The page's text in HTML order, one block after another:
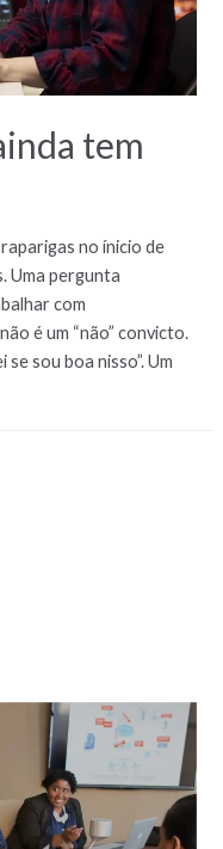
tem
no ínicio de
Uma pergunta
com
é um “não” convicto.
sou boa nisso”. Um